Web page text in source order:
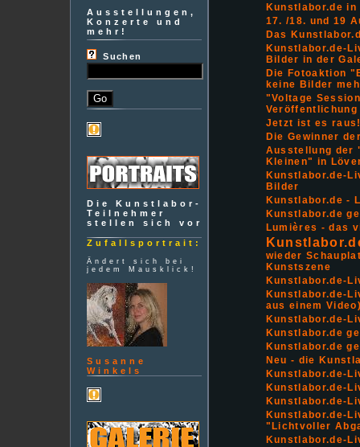
Ausstellungen,
Konzerte und
mehr!
Suchen
Die Kunstlabor-
Teilnehmer
stellen sich vor
Zufallsportrait:
Ändert sich bei
jedem Mausklick!
Susanne
Winkels
Kunstlabor.de
17. /18. und 19
Das
Kunstlabor.de-
Bilder in der
Die Fotoaktion
keine Bilder
"Voltage
Veröffentlichung
Jetzt ist es
Die Gewinner
Ausstellung der
Kleinen" in
Kunstlabor.de-
Bilder
Kunstlabor.de -
Kunstlabor.de
Lumières - das
wieder
Kunstszene
Kunstlabor.de-
Kunstlabor.de-
aus einem
Kunstlabor.de-
Kunstlabor.de
Kunstlabor.de
Neu - die
Kunstlabor.de-
Kunstlabor.de-
Kunstlabor.de-
Kunstlabor.de-
"Lichtvoller
Kunstlabor.de-